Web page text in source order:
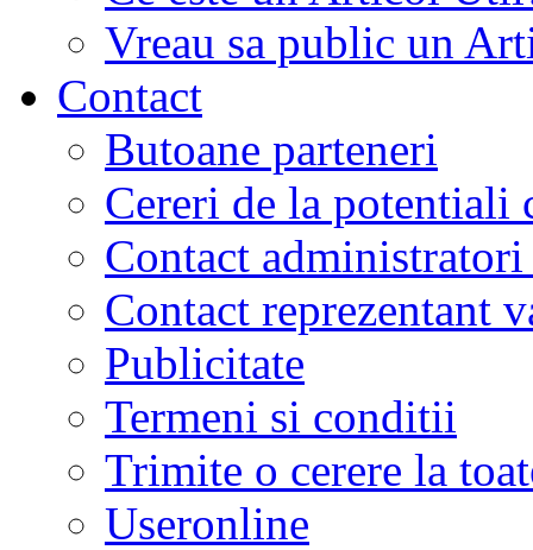
Vreau sa public un
Contact
Butoane parteneri
Cereri de la potentiali
Contact
Contact reprezentant
Publicitate
Termeni si conditii
Trimite o cerere la
Useronline